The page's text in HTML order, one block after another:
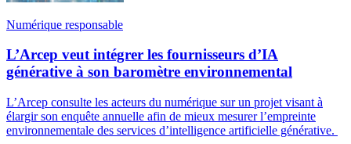
Numérique responsable
L’Arcep veut intégrer les fournisseurs d’IA
générative à son baromètre environnemental
L’Arcep consulte les acteurs du numérique sur un projet visant à
élargir son enquête annuelle afin de mieux mesurer l’empreinte
environnementale des services d’intelligence artificielle générative.